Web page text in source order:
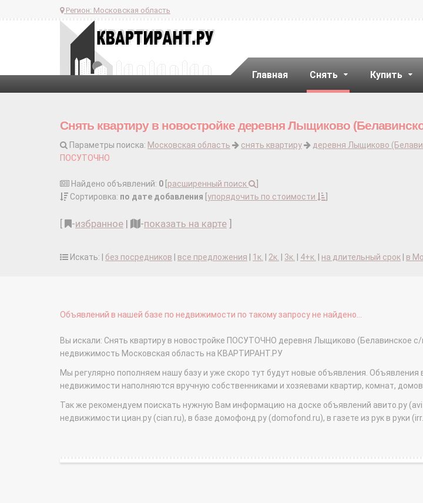
Регион: Московская область
Главная Снять Купить
Снять квартиру в новостройке деревня Лыщиково
Параметры поиска: Московская область снять квартиру деревня Лыщиково
ПОСУТОЧНО
Найдено объявлений: 0 расширенный поиск
Сортировка: по дате добавления упорядочить по стоимости
-избранное | -показать на карте
Искать: | без посредников все предложения 1к. 2к. 3к. 4+к. на длительный срок в
Объявлений в нашей базе по недвижимости по такому запросу не найдено...
Вы искали: Снять квартиру в новостройке ПОСУТОЧНО деревня Лыщиково (Белавинское с/
недвижимость Московская область на КВАРТИРАНТ.РУ
Мы регулярно пополняем нашу базу и уже скоро тут будут новые объявления. Объявления
недвижимости наполняются вручную собственниками и хозяевами квартир, комнат,
Так же рекомендуем поискать нужную Вам информацию на доске объявлений авито.ру
недвижимости циан.ру (cian.ru), в базе домофонд.ру (domofond.ru), в газете из рук в руки